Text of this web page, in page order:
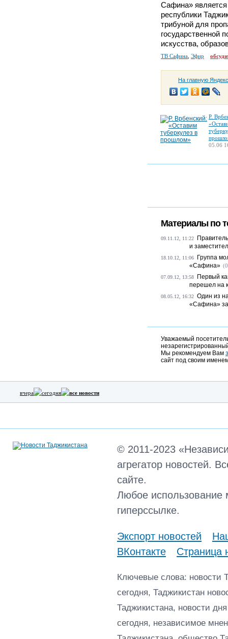
Сафина»
республики
трибуной для
государственной
искусства,
ТВ Сафина Эфир
На главную
Р.
05.06
Материалы по
09.11.12, 11:22
и
18.10.12, 11:06
Группа
«Сафина»
07.09.12, 13:58
Первый
перешел на
08.05.12, 16:32 Один из
«Сафина»
Уважаемый
Мы рекомендуем Вам
сайт под своим
вчера сегодня все новости
© 2011-2023
агрегатор новостей.
сайте.
Любое использование
гиперссылке.
Экспорт новостей
ВКонтакте
Страница
Ключевые слова: новости
сегодня, Таджикистан
Таджикистана, новости
сегодня, независимое